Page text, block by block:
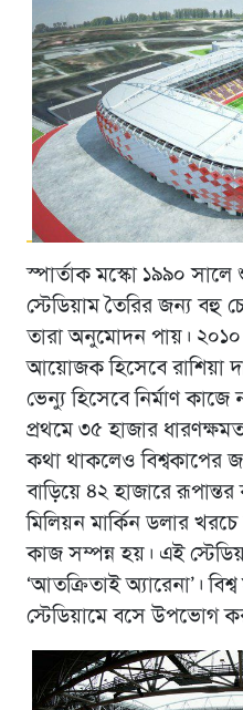
স্পার্তাক মস্কো ১৯৯০
স্টেডিয়াম তৈরির জন্য বহু
তারা অনুমোদন পায়।
আয়োজক হিসেবে রাশিয়া
ভেন্যু হিসেবে নির্মাণ
প্রথমে ৩৫ হাজার
কথা থাকলেও বিশ্বকাপের
বাড়িয়ে ৪২ হাজারে
মিলিয়ন মার্কিন ডলার খরচে
কাজ সম্পন্ন হয়। এই
‘আতক্রিতাই অ্যারেনা’।
স্টেডিয়ামে বসে উপভোগ